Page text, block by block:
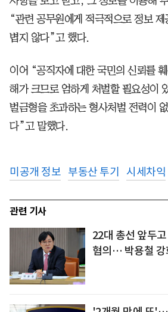
“관련 공무원에게 적극적으로 정보
볍지 않다”고 했다.
이어 “공직자에 대한 국민의 신뢰를
해가 크므로 엄하게 처벌할 필요성이
벌금형을 초과하는 형사처벌 전력이
다”고 말했다.
미공개 정보 부동산 투기 시세차익
관련 기사
22대 총선 앞두
혐의… 박용철 강